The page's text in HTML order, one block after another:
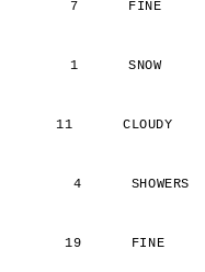
7      FINE
1      SNOW
11      CLOUDY
4      SHOWERS
19      FINE